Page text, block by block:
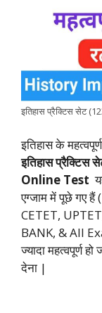
o
A
p
इतिहास प्रैक्टिस सेट
इतिहास के
इतिहास प्रैक्टिस
Online Test
एग्जाम में पूछे गए
CETET,
BANK, & All
ज्यादा महत्वपूर्ण
देना |